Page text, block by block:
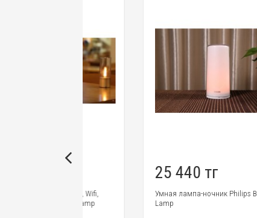
25 440 тг
Умная лампа-ночник Philips Bedside